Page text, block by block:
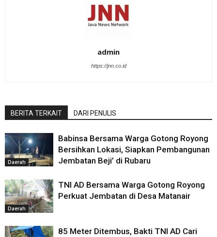
admin
https://jnn.co.id
BERITA TERKAIT DARI PENULIS
Daerah
Babinsa Bersama Warga Gotong Royong
Bersihkan Lokasi, Siapkan Pembangunan
Jembatan Beji’ di Rubaru
Daerah
TNI AD Bersama Warga Gotong Royong
Perkuat Jembatan di Desa Matanair
85 Meter Ditembus, Bakti TNI AD Cari